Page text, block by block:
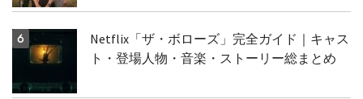
Netflix「ザ・ボローズ」完全ガイド｜キャス
ト・登場人物・音楽・ストーリー総まとめ